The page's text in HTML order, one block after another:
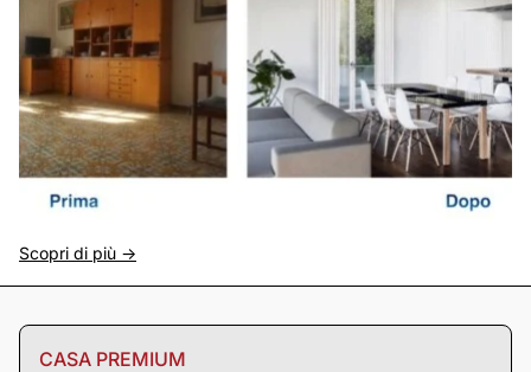
Scopri di più ->
CASA PREMIUM